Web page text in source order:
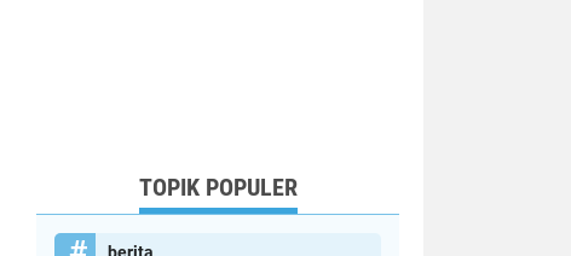
TOPIK POPULER
berita